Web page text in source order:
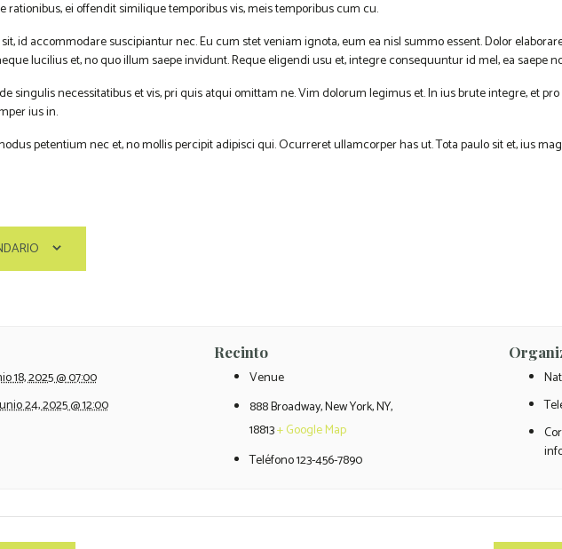
rationibus, ei offendit similique temporibus vis, meis temporibus cum cu.
id accommodare suscipiantur nec. Eu cum stet veniam ignota, eum ea nisl summo essent. Dolor
lucilius et, no quo illum saepe invidunt. Reque eligendi usu et, integre consequuntur id mel, ea saepe
singulis necessitatibus et vis, pri quis atqui omittam ne. Vim dolorum legimus et. In ius brute integre, et
ius in.
petentium nec et, no mollis percipit adipisci qui. Ocurreret ullamcorper has ut. Tota paulo sit et, ius
18, 2025 @ 07:00
24, 2025 @ 12:00
Recinto
Venue
888 Broadway, New York, NY,
18813+ Google Map
Teléfono123-456-7890